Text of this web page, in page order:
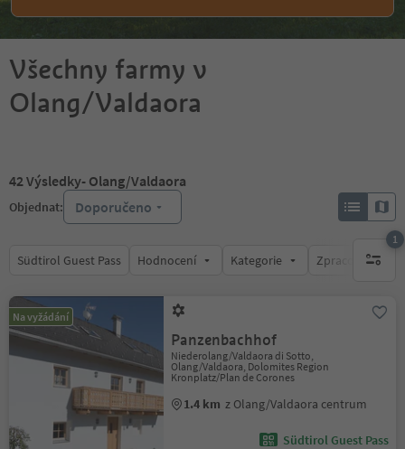
Všechny farmy v
Olang/Valdaora
42Výsledky- Olang/Valdaora
Objednat: Doporučeno
Südtirol Guest Pass Hodnocení Kategorie Zpracovává
1
1
Na vyžádání
Panzenbachhof
Niederolang/Valdaora di Sotto,
Olang/Valdaora, Dolomites Region
Kronplatz/Plan de Corones
1.4 km z Olang/Valdaora centrum
Südtirol Guest Pass